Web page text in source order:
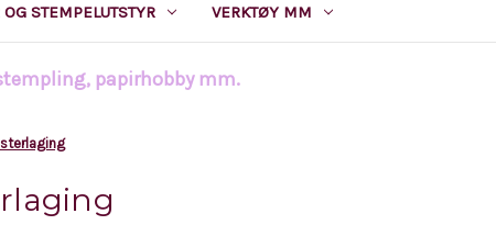
STEMPELUTSTYR VERKTØY MM
papirhobby mm.